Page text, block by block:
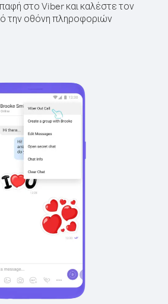
στο Viber και καλέστε τον
την οθόνη πληροφοριών